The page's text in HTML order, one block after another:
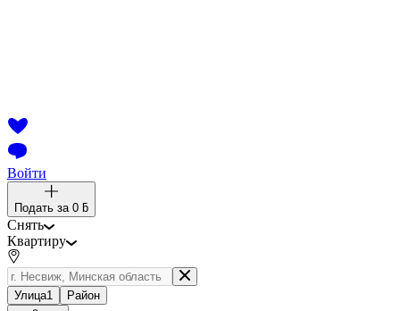
Войти
Подать за 0 ƃ
Снять
Квартиру
Улица1 Район